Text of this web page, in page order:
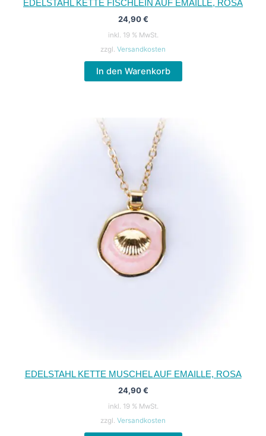
EDELSTAHL KETTE FISCHLEIN AUF EMAILLE, ROSA
24,90€
inkl. 19 % MwSt.
zzgl. Versandkosten
In den Warenkorb
EDELSTAHL KETTE MUSCHEL AUF EMAILLE, ROSA
24,90€
inkl. 19 % MwSt.
zzgl. Versandkosten